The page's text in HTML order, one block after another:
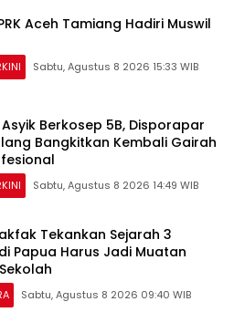
Aceh Tamiang Hadiri Muswil
Sabtu, Agustus 8 2026 15:33 WIB
Berkosep 5B, Disporapar
Bangkitkan Kembali Gairah
Sabtu, Agustus 8 2026 14:49 WIB
Tekankan Sejarah 3
Papua Harus Jadi Muatan
Sabtu, Agustus 8 2026 09:40 WIB